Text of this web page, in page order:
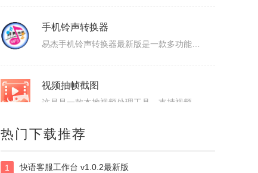
易杰dvd转flv转换器
手机铃声转换器
热门下载推荐
1 快语客服工作台 v1.0.2最新版